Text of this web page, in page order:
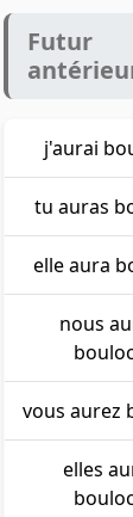
Futur
j'aurai
tu auras
elle aura
nous
vous aurez
elles